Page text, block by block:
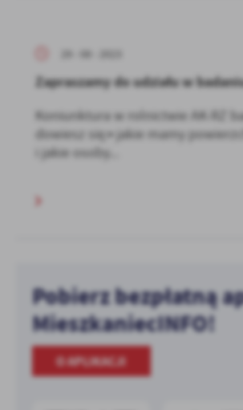
Zapraszamy do udziału w
Koniunktura w rolnictwie AK-RZ
dowiesz się:• jakie mamy
i jakie osoby...
Pobierz bezpłatną
MieszkaniecINFO!
O APLIKACJI